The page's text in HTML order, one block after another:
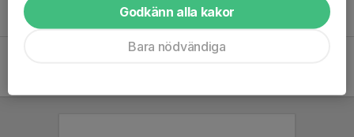
Godkänn alla kakor
Bara nödvändiga